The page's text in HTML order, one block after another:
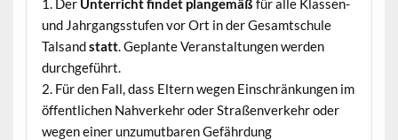
1. Der Unterricht findet plangemäß für alle Klassen-
und Jahrgangsstufen vor Ort in der Gesamtschule
Talsandstatt. Geplante Veranstaltungen werden
durchgeführt.
2. Für den Fall, dass Eltern wegen Einschränkungen im
öffentlichen Nahverkehr oder Straßenverkehr oder
wegen einer unzumutbaren Gefährdung